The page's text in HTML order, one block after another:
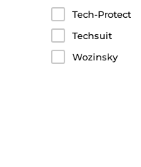
Tech-Protect
Techsuit
Wozinsky